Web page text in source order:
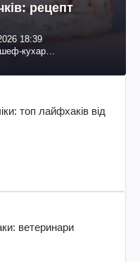
рецепт
18:39
шеф-кухар
топ лайфхаків від
ветеринари